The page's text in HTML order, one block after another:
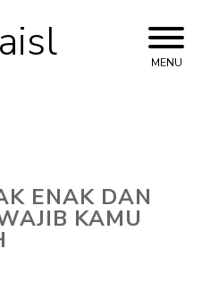
Skip
to
MENU
ENAK DAN
KAMU